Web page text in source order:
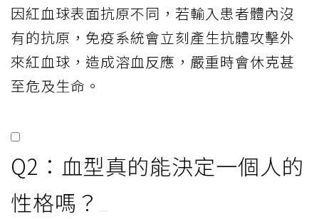
因紅血球表面抗原不同，若輸入患者體內沒
有的抗原，免疫系統會立刻產生抗體攻擊外
來紅血球，造成溶血反應，嚴重時會休克甚
至危及生命。
Q2：血型真的能決定一個人的
性格嗎？